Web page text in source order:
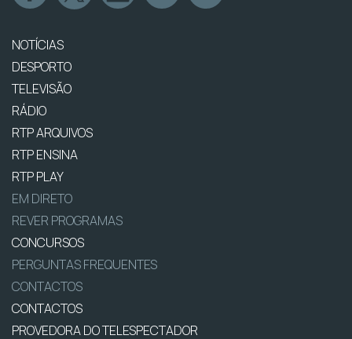
NOTÍCIAS
DESPORTO
TELEVISÃO
RÁDIO
RTP ARQUIVOS
RTP ENSINA
RTP PLAY
EM DIRETO
REVER PROGRAMAS
CONCURSOS
PERGUNTAS FREQUENTES
CONTACTOS
CONTACTOS
PROVEDORA DO TELESPECTADOR